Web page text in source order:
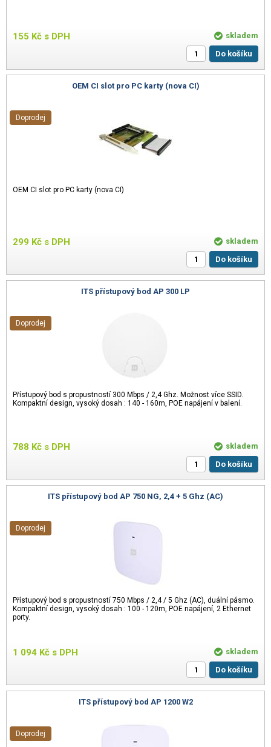
155 Kč s DPH
skladem
Do košíku
OEM CI slot pro PC karty (nova CI)
OEM CI slot pro PC karty (nova CI)
299 Kč s DPH
Doprodej
skladem
Do košíku
ITS přístupový bod AP 300 LP
Přístupový bod s propustností 300 Mbps / 2,4 Ghz. Možnost více SSID.
Kompaktní design, vysoký dosah : 140 - 160m, POE napájení v balení.
788 Kč s DPH
Doprodej
skladem
Do košíku
ITS přístupový bod AP 750 NG, 2,4 + 5 Ghz (AC)
Přístupový bod s propustností 750 Mbps / 2,4 / 5 Ghz (AC), duální pásmo.
Kompaktní design, vysoký dosah : 100 - 120m, POE napájení, 2 Ethernet
porty.
1 094 Kč s DPH
Doprodej
skladem
Do košíku
ITS přístupový bod AP 1200 W2
Doprodej